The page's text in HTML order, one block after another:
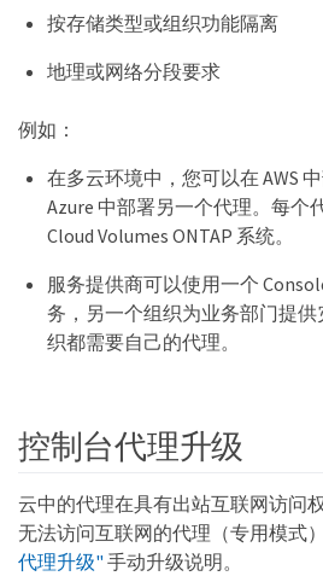
按存储类型或组织功能隔离
地理或网络分段要求
例如：
在多云环境中，您可以在 AWS
Azure 中部署另一个代理。每个
Cloud Volumes ONTAP 系统。
服务提供商可以使用一个
务，另一个组织为业务部门提
织都需要自己的代理。
控制台代理升级
云中的代理在具有出站互联网访问
无法访问互联网的代理（专用模式
代理升级" 手动升级说明。